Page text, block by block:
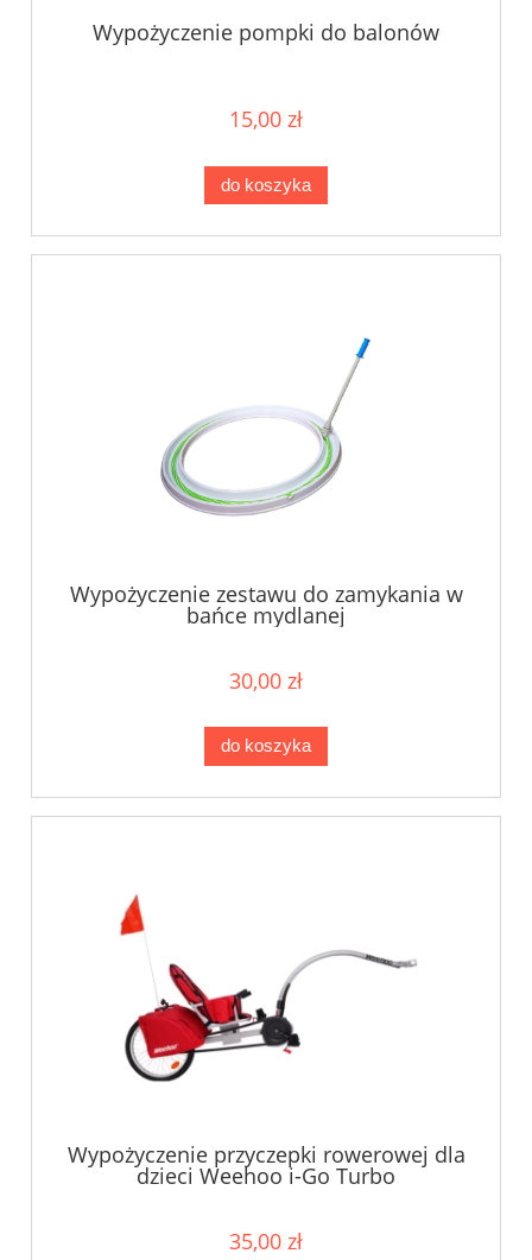
Wypożyczenie pompki do balonów
15,00 zł
do koszyka
Wypożyczenie zestawu do zamykania w
bańce mydlanej
30,00 zł
do koszyka
Wypożyczenie przyczepki rowerowej dla
dzieci Weehoo i-Go Turbo
35,00 zł